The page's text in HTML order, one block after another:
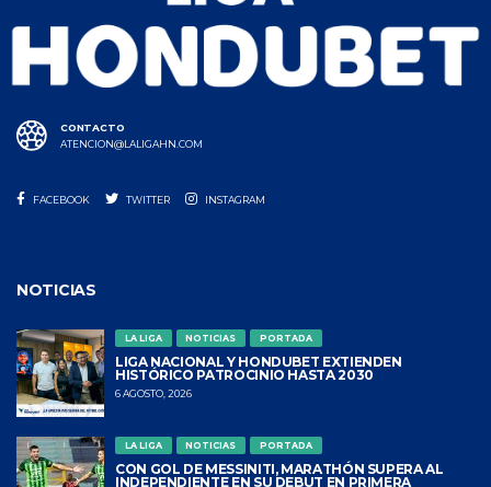
CONTACTO
ATENCION@LALIGAHN.COM
FACEBOOK TWITTER INSTAGRAM
NOTICIAS
LA LIGA NOTICIAS PORTADA
LIGA NACIONAL Y HONDUBET EXTIENDEN
HISTÓRICO PATROCINIO HASTA 2030
6 AGOSTO, 2026
LA LIGA NOTICIAS PORTADA
CON GOL DE MESSINITI, MARATHÓN SUPERA AL
INDEPENDIENTE EN SU DEBUT EN PRIMERA